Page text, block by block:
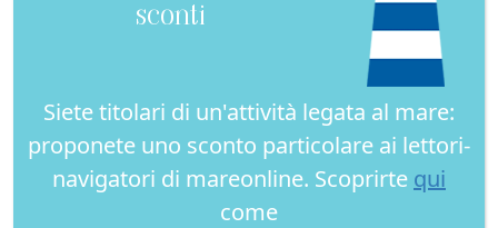
sconti
Siete titolari di un'attività legata al mare:
proponete uno sconto particolare ai lettori-
navigatori di mareonline. Scoprirte qui
come